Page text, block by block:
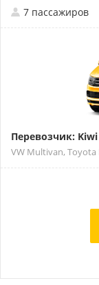
7 пассажиров
Перевозчик: Kiwi
VW Multivan, Toyota